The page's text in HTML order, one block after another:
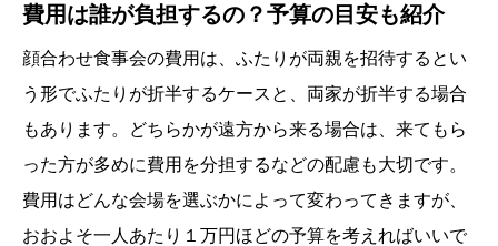
費用は誰が負担するの？予算の目安も紹介
顔合わせ食事会の費用は、ふたりが両親を招待するとい
う形でふたりが折半するケースと、両家が折半する場合
もあります。どちらかが遠方から来る場合は、来てもら
った方が多めに費用を分担するなどの配慮も大切です。
費用はどんな会場を選ぶかによって変わってきますが、
おおよそ一人あたり１万円ほどの予算を考えればいいで